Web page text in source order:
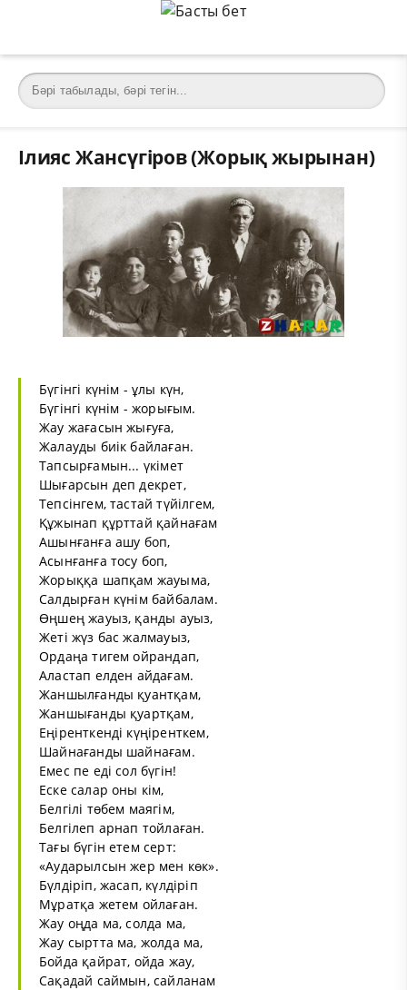
Ілияс Жансүгіров (Жорық жырынан)
Бүгінгі күнім - ұлы күн,
Бүгінгі күнім - жорығым.
Жау жағасын жығуға,
Жалауды биік байлаған.
Тапсырғамын... үкімет
Шығарсын деп декрет,
Тепсінгем, тастай түйілгем,
Құжынап құрттай қайнағам
Ашынғанға ашу боп,
Асынғанға тосу боп,
Жорыққа шапқам жауыма,
Салдырған күнім байбалам.
Өңшең жауыз, қанды ауыз,
Жеті жүз бас жалмауыз,
Ордаңа тигем ойрандап,
Аластап елден айдағам.
Жаншылғанды қуантқам,
Жаншығанды қуартқам,
Еңіренткенді күңіренткем,
Шайнағанды шайнағам.
Емес пе еді сол бүгін!
Еске салар оны кім,
Белгілі төбем маягім,
Белгілеп арнап тойлаған.
Тағы бүгін етем серт:
«Аударылсын жер мен көк».
Бүлдіріп, жасап, күлдіріп
Мұратқа жетем ойлаған.
Жау оңда ма, солда ма,
Жау сыртта ма, жолда ма,
Бойда қайрат, ойда жау,
Сақадай саймын, сайланам